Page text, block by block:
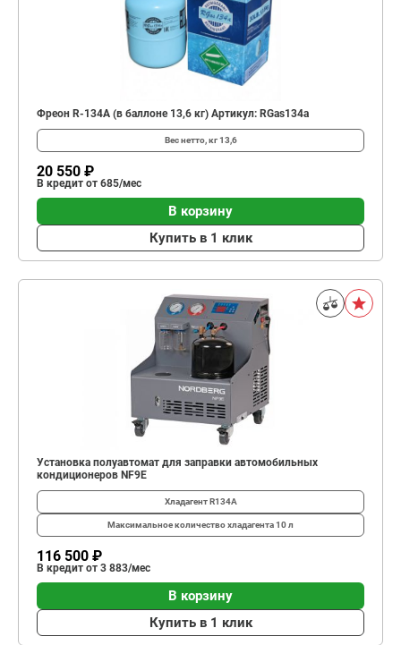
Фреон R-134А (в баллоне 13,6 кг) Артикул: RGas134a
Вес нетто, кг13,6
20 550 ₽
В кредит от 685/мес
В корзину
Купить в 1 клик
Установка полуавтомат для заправки автомобильных
кондиционеров NF9E
ХладагентR134A
Максимальное количество хладагента10 л
116 500 ₽
В кредит от 3 883/мес
В корзину
Купить в 1 клик